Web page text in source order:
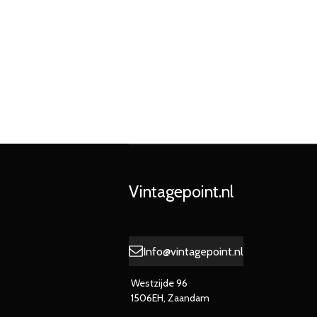
Vintagepoint.nl
Info@vintagepoint.nl
Westzijde 96
1506EH, Zaandam